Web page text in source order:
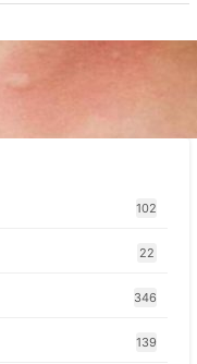
atracția
asupra alegerii
102
22
346
139